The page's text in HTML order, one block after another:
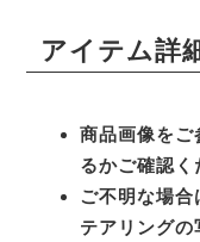
アイテム詳
商品画像をご
るかご確認く
ご不明な場合
テアリング